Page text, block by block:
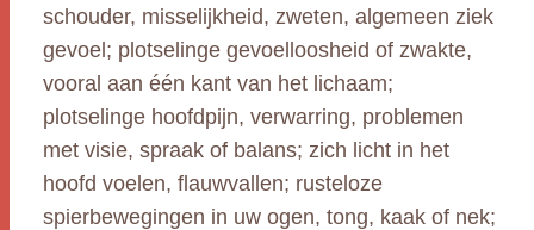
schouder, misselijkheid, zweten, algemeen ziek
gevoel; plotselinge gevoelloosheid of zwakte,
vooral aan één kant van het lichaam;
plotselinge hoofdpijn, verwarring, problemen
met visie, spraak of balans; zich licht in het
hoofd voelen, flauwvallen; rusteloze
spierbewegingen in uw ogen, tong, kaak of nek;